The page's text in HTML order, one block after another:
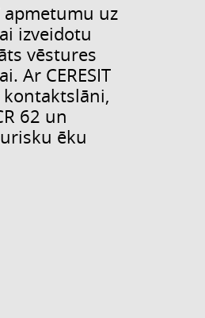
apmetumu uz
izveidotu
vēstures
Ar CERESIT
kontaktslāni,
62 un
ēku